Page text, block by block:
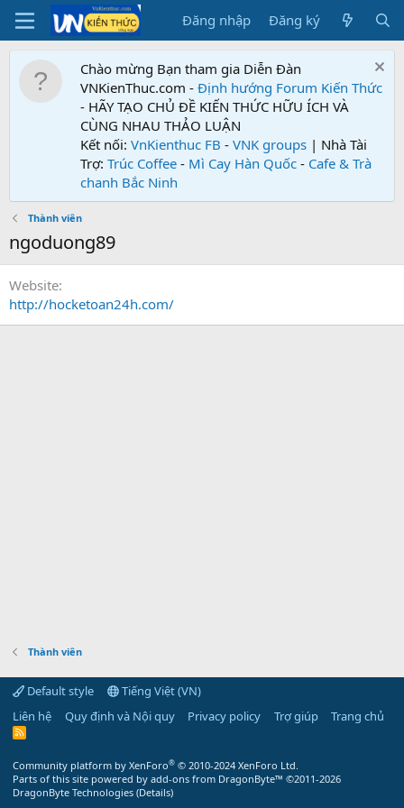
Đăng nhập Đăng ký
Chào mừng Bạn tham gia Diễn Đàn
VNKienThuc.com - Định hướng Forum Kiến Thức
- HÃY TẠO CHỦ ĐỀ KIẾN THỨC HỮU ÍCH VÀ
CÙNG NHAU THẢO LUẬN
Kết nối: VnKienthuc FB - VNK groups | Nhà Tài
Trợ: Trúc Coffee - Mì Cay Hàn Quốc - Cafe & Trà
chanh Bắc Ninh
Thành viên
ngoduong89
Website
http://hocketoan24h.com/
Thành viên
Default style
Tiếng Việt (VN)
Liên hệ
Quy định và Nội quy Privacy policy Trợ giúp Trang chủ
R
Community platform by XenForo® © 2010-2024 XenForo Ltd.
Parts of this site powered by add-ons from DragonByte™ ©2011-2026
DragonByte Technologies (Details)